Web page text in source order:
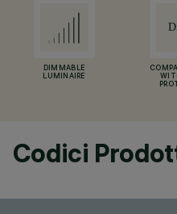
DIMMABLE
LUMINAIRE
Codici